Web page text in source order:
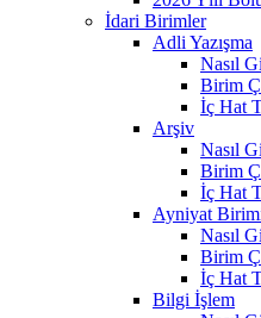
İdari Birimler
Adli Yazışma
Nasıl
Birim
İç Hat
Arşiv
Nasıl
Birim
İç Hat
Ayniyat
Nasıl
Birim
İç Hat
Bilgi İşlem